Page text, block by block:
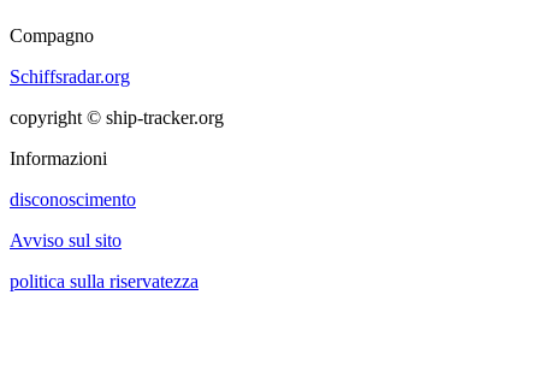
Compagno
Schiffsradar.org
copyright © ship-tracker.org
Informazioni
disconoscimento
Avviso sul sito
politica sulla riservatezza